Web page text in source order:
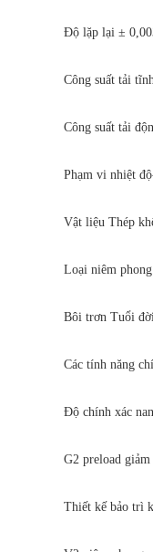
Độ lặp lại ±
Công suất tải tĩnh
Công suất tải
Phạm vi nhiệt độ-
Vật liệu Thép
Loại niêm phong
Bôi trơn Tuổi
Các tính năng
Độ chính xác
G2 preload giảm
Thiết kế bảo trì